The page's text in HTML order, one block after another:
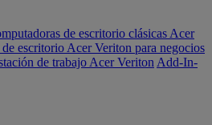
de escritorio clásicas Acer
escritorio Acer Veriton para negocios
de trabajo Acer Veriton Add-In-